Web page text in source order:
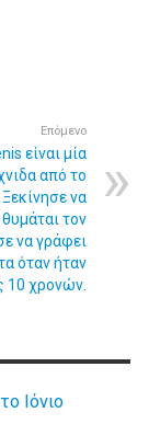
Επόμενο
είναι μία
από το
να
τον
να γράφει
όταν ήταν
10 χρονών.
Ιόνιο